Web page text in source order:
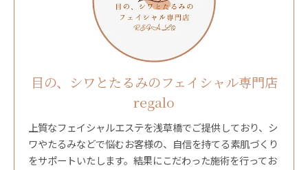
目の、シワとたるみのフェイシャル専門店
regalo
上質なフェイシャルエステを浅草橋でご提供しており、シ
ワやたるみなどで悩むお客様の、自信を持てる素肌づくり
をサポートいたします。結果にこだわった施術を行ってお